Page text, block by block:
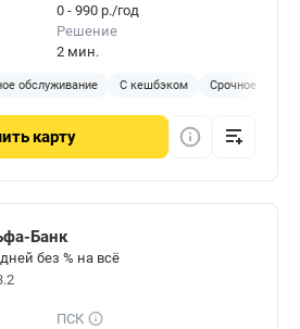
0 - 990 р./год
Решение
2 мин.
обслуживание С кешбэком Срочное
карту
Банк
без % на всё
ПСК